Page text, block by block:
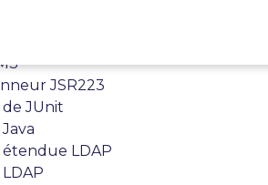
JSR223
JUnit
étendue LDAP